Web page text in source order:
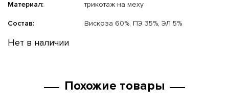
Материал: трикотаж на меху
Состав: Вискоза 60%, ПЭ 35%, ЭЛ 5%
Нет в наличии
Похожие товары